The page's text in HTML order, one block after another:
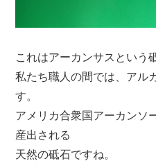
これはアーカンサスという
私たち職人の間では、アル
す。
アメリカ合衆国アーカンソ
産出される
天然の砥石ですね。